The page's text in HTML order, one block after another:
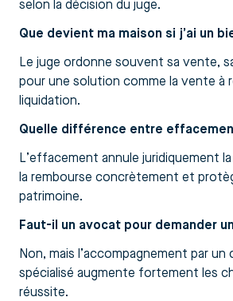
selon la décision du juge.
Que devient ma maison si j’ai un
Le juge ordonne souvent sa vente,
pour une solution comme la vente à
liquidation.
Quelle différence entre
L’effacement annule juridiquement
la rembourse concrètement et
patrimoine.
Faut-il un avocat pour demander
Non, mais l’accompagnement par un
spécialisé augmente fortement les
réussite.